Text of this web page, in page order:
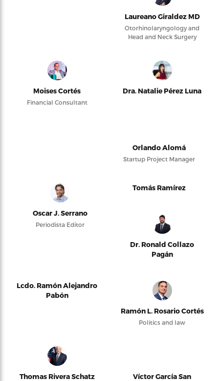
Laureano Giraldez MD
Otorhinolaryngology and
Head and Neck Surgery
Moises Cortés
Financial Consultant
Dra. Natalie Pérez Luna
Orlando Alomá
Startup Project Manager
Oscar J. Serrano
Periodista Editor
Tomás Ramírez
Dr. Ronald Collazo
Pagán
Lcdo. Ramón Alejandro
Pabón
Ramón L. Rosario Cortés
Politics and law
Thomas Rivera Schatz
Víctor García San